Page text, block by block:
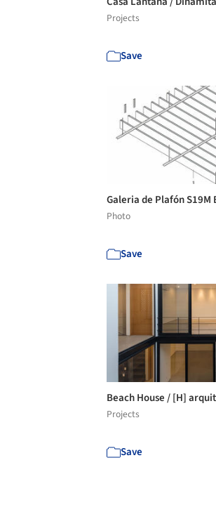
Projects
Save
Galeria de Plafón S19M
Photo
Save
Beach House / [H]
Projects
Save